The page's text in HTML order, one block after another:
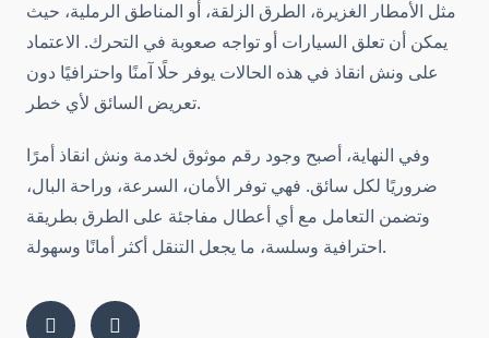
مثل الأمطار الغزيرة، الطرق الزلقة، أو المناطق الرملية، حيث
يمكن أن تعلق السيارات أو تواجه صعوبة في التحرك. الاعتماد
على ونش انقاذ في هذه الحالات يوفر حلًا آمنًا واحترافيًا دون
تعريض السائق لأي خطر.
وفي النهاية، أصبح وجود رقم موثوق لخدمة ونش انقاذ أمرًا
ضروريًا لكل سائق. فهي توفر الأمان، السرعة، وراحة البال،
وتضمن التعامل مع أي أعطال مفاجئة على الطرق بطريقة
احترافية وسلسة، ما يجعل التنقل أكثر أمانًا وسهولة.